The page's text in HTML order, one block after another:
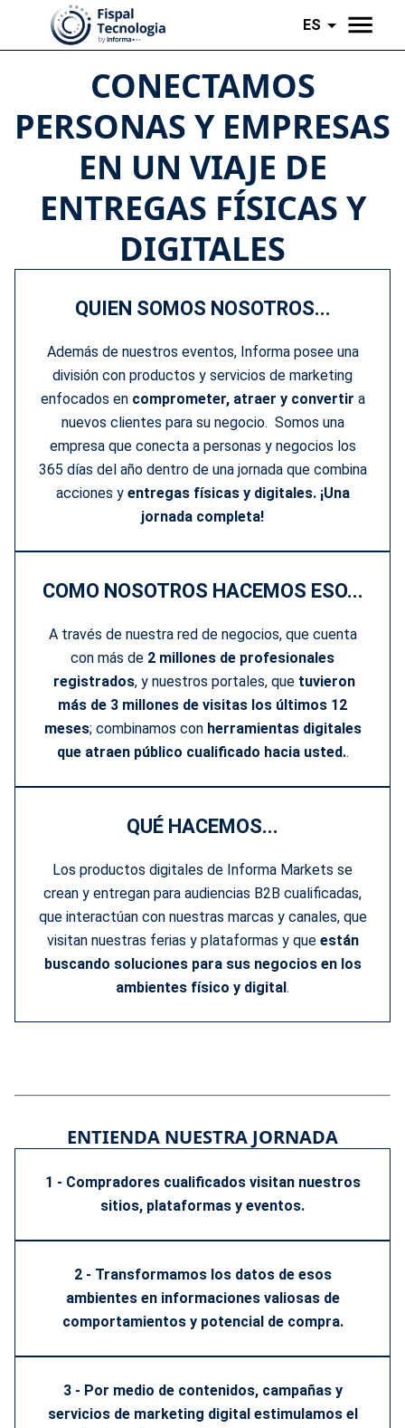
ES
CONECTAMOS
PERSONAS Y EMPRESAS
EN UN VIAJE DE
ENTREGAS FÍSICAS Y
DIGITALES
QUIEN SOMOS NOSOTROS...
Además de nuestros eventos, Informa posee una
división con productos y servicios de marketing
enfocados en comprometer, atraer y convertir a
nuevos clientes para su negocio. Somos una
empresa que conecta a personas y negocios los
365 días del año dentro de una jornada que combina
acciones y entregas físicas y digitales. ¡Una
jornada completa!
COMO NOSOTROS HACEMOS ESO...
A través de nuestra red de negocios, que cuenta
con más de 2 millones de profesionales
registrados, y nuestros portales, que tuvieron
más de 3 millones de visitas los últimos 12
meses; combinamos con herramientas digitales
que atraen público cualificado hacia usted..
QUÉ HACEMOS...
Los productos digitales de Informa Markets se
crean y entregan para audiencias B2B cualificadas,
que interactúan con nuestras marcas y canales, que
visitan nuestras ferias y plataformas y que están
buscando soluciones para sus negocios en los
ambientes físico y digital.
ENTIENDA NUESTRA JORNADA
1 - Compradores cualificados visitan nuestros
sitios, plataformas y eventos.
2 - Transformamos los datos de esos
ambientes en informaciones valiosas de
comportamientos y potencial de compra.
3 - Por medio de contenidos, campañas y
servicios de marketing digital estimulamos el